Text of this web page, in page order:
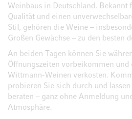
Weinbaus in Deutschland. Bekannt
Qualität und einen
Stil, gehören die Weine –
Großen Gewächse – zu den besten
An beiden Tagen können Sie
Öffnungszeiten vorbeikommen und
Wittmann-Weinen verkosten.
probieren Sie sich durch und
beraten – ganz ohne Anmeldung
Atmosphäre.